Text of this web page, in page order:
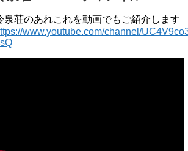
泉荘のあれこれを動画でもご紹介します
www.youtube.com/channel/